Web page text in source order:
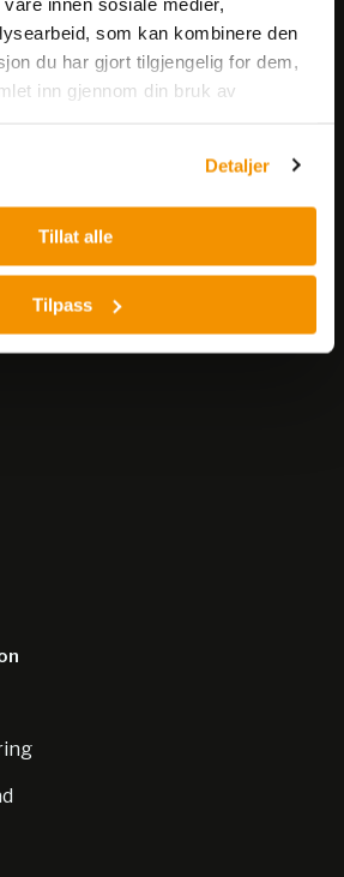
som kan kombinere den
du har gjort tilgjengelig for dem,
inn gjennom din bruk av
Detaljer
Tillat alle
Tilpass